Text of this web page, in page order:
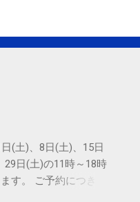
(土)、8日(土)、15日
29日(土)の11時～18時
す。 ご予約につきま